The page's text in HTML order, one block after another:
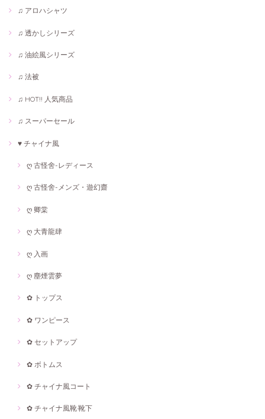
♫ アロハシャツ
♫ 透かしシリーズ
♫ 油絵風シリーズ
♫ 法被
♫ HOT!! 人気商品
♫ スーパーセール
♥ チャイナ風
ღ 古怪舍-レディース
ღ 古怪舍-メンズ・遊幻齋
ღ 卿棠
ღ 大青龍肆
ღ 入画
ღ 塵煙雲夢
✿ トップス
✿ ワンピース
✿ セットアップ
✿ ボトムス
✿ チャイナ風コート
✿ チャイナ風靴·靴下